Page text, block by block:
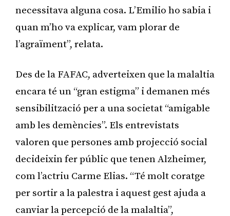
necessitava alguna cosa. L’Emilio ho sabia i
quan m’ho va explicar, vam plorar de
l’agraïment”, relata.
Des de la FAFAC, adverteixen que la malaltia
encara té un “gran estigma” i demanen més
sensibilització per a una societat “amigable
amb les demències”. Els entrevistats
valoren que persones amb projecció social
decideixin fer públic que tenen Alzheimer,
com l’actriu Carme Elias. “Té molt coratge
per sortir a la palestra i aquest gest ajuda a
canviar la percepció de la malaltia”,